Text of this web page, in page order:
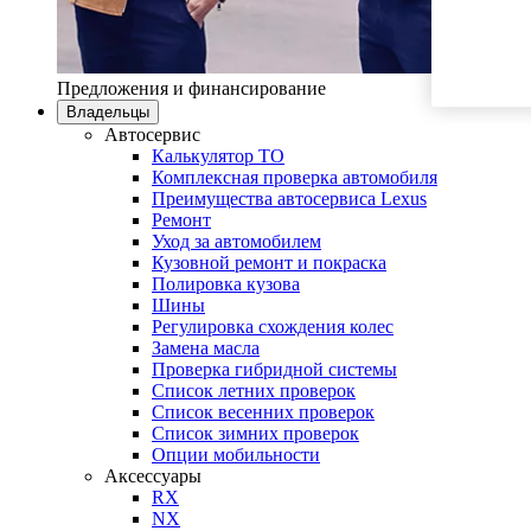
Предложения и финансирование
Владельцы
Автосервис
Калькулятор ТО
Комплексная проверка автомобиля
Преимущества автосервиса Lexus
Ремонт
Уход за автомобилем
Кузовной ремонт и покраска
Полировка кузова
Шины
Регулировка схождения колес
Замена масла
Проверка гибридной системы
Список летних проверок
Список весенних проверок
Список зимних проверок
Опции мобильности
Аксессуары
RX
NX